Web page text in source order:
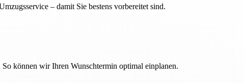
– damit Sie bestens vorbereitet sind.
können wir Ihren Wunschtermin optimal einplanen.